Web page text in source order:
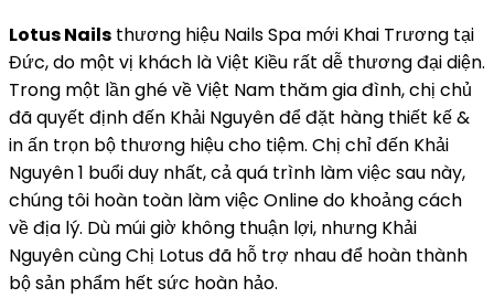
Lotus Nails thương hiệu Nails Spa mới Khai Trương tại
Đức, do một vị khách là Việt Kiều rất dễ thương đại diện.
Trong một lần ghé về Việt Nam thăm gia đình, chị chủ
đã quyết định đến Khải Nguyên để đặt hàng thiết kế &
in ấn trọn bộ thương hiệu cho tiệm. Chị chỉ đến Khải
Nguyên 1 buổi duy nhất, cả quá trình làm việc sau này,
chúng tôi hoàn toàn làm việc Online do khoảng cách
về địa lý. Dù múi giờ không thuận lợi, nhưng Khải
Nguyên cùng Chị Lotus đã hỗ trợ nhau để hoàn thành
bộ sản phẩm hết sức hoàn hảo.